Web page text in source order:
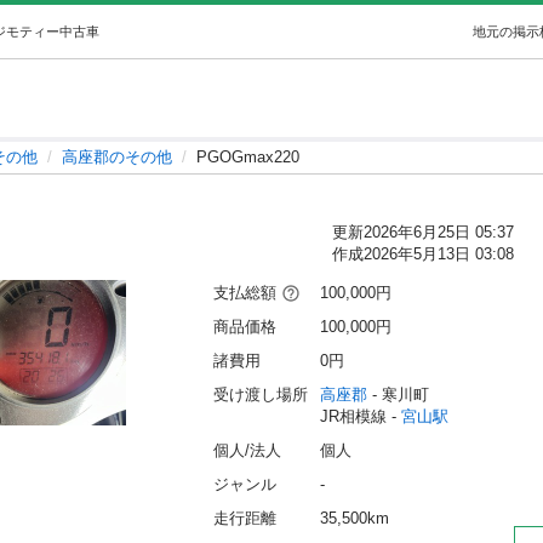
モティー中古車 地元の掲示
の他 高座郡のその他 PGOGmax220
更新2026年6月25日 05:37
作成2026年5月13日 03:08
支払総額
100,000円
商品価格
100,000円
諸費用
0円
受け渡し場所
高座郡 - 寒川町
JR相模線 - 宮山駅
個人/法人
個人
ジャンル
-
走行距離
35,500km